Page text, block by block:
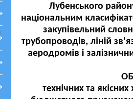
Лубенського
національним
закупівельний
трубопроводів, ліній
аеродромів і
технічних та якісних